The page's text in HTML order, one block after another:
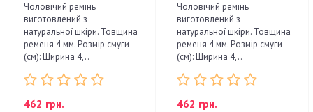
Чоловічий ремінь
виготовлений з
натуральної шкіри. Товщина
ременя 4 мм. Розмір смуги
(см): Ширина 4,..
462 грн.
Чоловічий ремінь
виготовлений з
натуральної шкіри. Товщина
ременя 4 мм. Розмір смуги
(см): Ширина 4,..
462 грн.